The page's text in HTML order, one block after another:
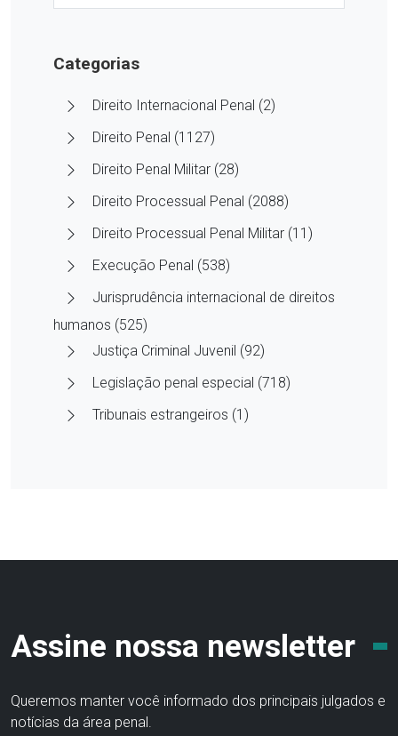
Categorias
Direito Internacional Penal (2)
Direito Penal (1127)
Direito Penal Militar (28)
Direito Processual Penal (2088)
Direito Processual Penal Militar (11)
Execução Penal (538)
Jurisprudência internacional de direitos
humanos (525)
Justiça Criminal Juvenil (92)
Legislação penal especial (718)
Tribunais estrangeiros (1)
Assine nossa newsletter
Queremos manter você informado dos principais julgados e
notícias da área penal.